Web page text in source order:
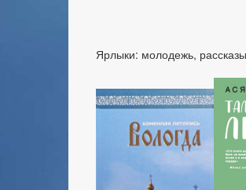
Ярлыки: молодежь,